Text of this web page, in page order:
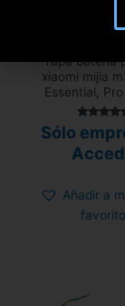
Tapa batería
xiaomi mijia
Essential, Pro
con
de 5
Sólo
Añadir a